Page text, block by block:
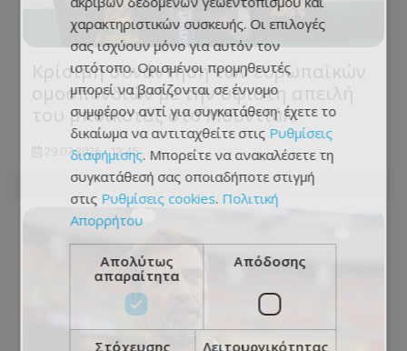
Κρίσιμη συνάντηση των ευρωπαϊκών
ομοσπονδιών με την ύψιστη απειλή
του μποϊκοτάζ στο Μουντιάλ!
29.07.2026 - 13:45
χαρακτηριστικών συσκευής. Οι επιλογές
σας ισχύουν μόνο για αυτόν τον
ιστότοπο. Ορισμένοι προμηθευτές
μπορεί να βασίζονται σε έννομο
συμφέρον αντί για συγκατάθεση· έχετε το
δικαίωμα να αντιταχθείτε στις Ρυθμίσεις
διαφήμισης. Μπορείτε να ανακαλέσετε τη
συγκατάθεσή σας οποιαδήποτε στιγμή
στις Ρυθμίσεις cookies. Πολιτική
Απορρήτου
Απολύτως
απαραίτητα
Απόδοσης
Στόχευσης Λειτουργικότητας